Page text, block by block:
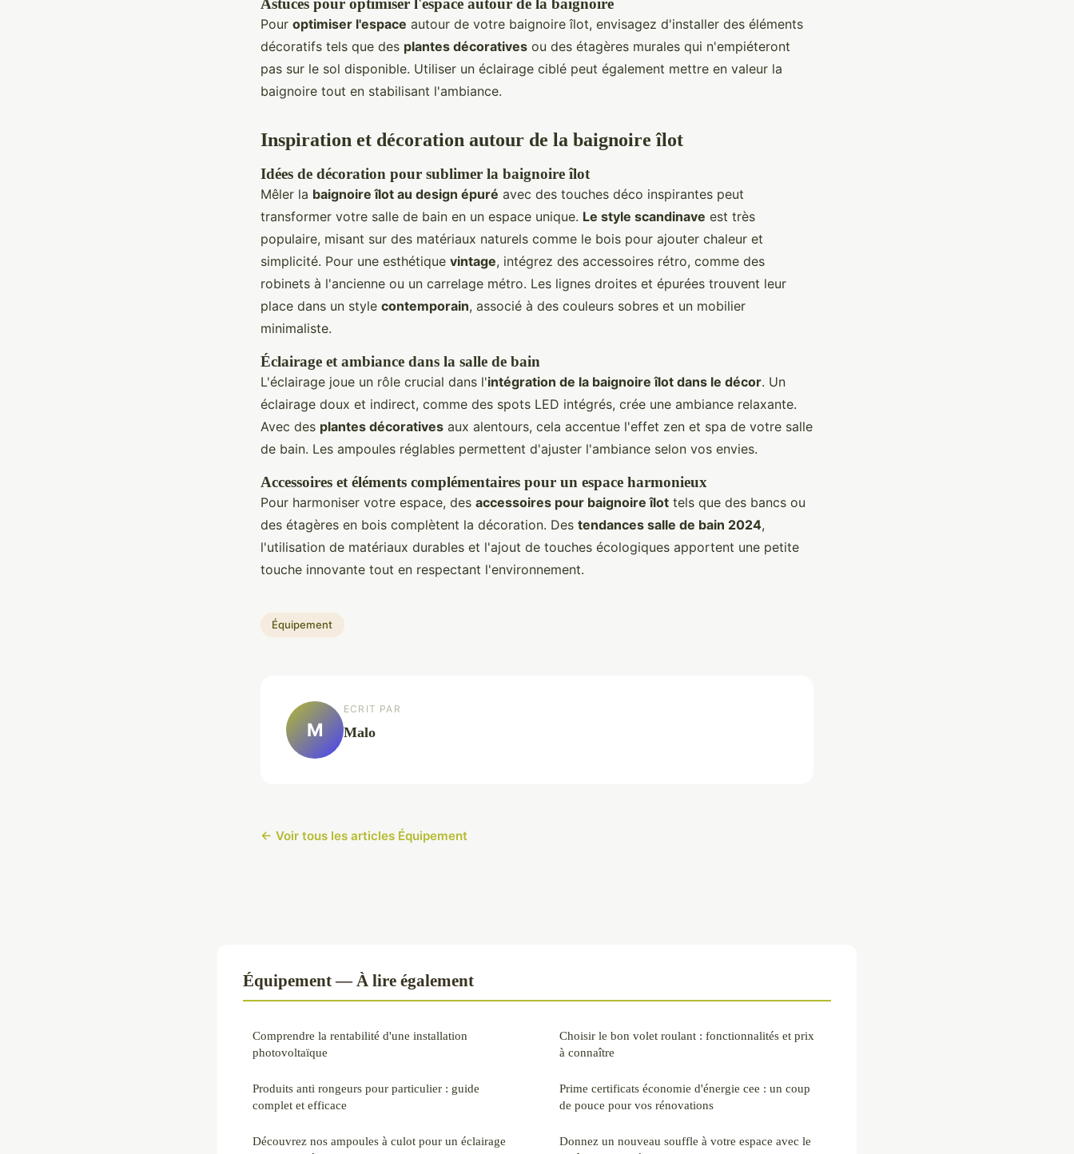
Pour optimiser l'espace autour de votre baignoire îlot, envisagez d'installer des éléments
décoratifs tels que des plantes décoratives ou des étagères murales qui n'empiéteront
pas sur le sol disponible. Utiliser un éclairage ciblé peut également mettre en valeur la
baignoire tout en stabilisant l'ambiance.
Inspiration et décoration autour de la baignoire îlot
Idées de décoration pour sublimer la baignoire îlot
Mêler la baignoire îlot au design épuré avec des touches déco inspirantes peut
transformer votre salle de bain en un espace unique. Le style scandinave est très
populaire, misant sur des matériaux naturels comme le bois pour ajouter chaleur et
simplicité. Pour une esthétique vintage, intégrez des accessoires rétro, comme des
robinets à l'ancienne ou un carrelage métro. Les lignes droites et épurées trouvent leur
place dans un style contemporain, associé à des couleurs sobres et un mobilier
minimaliste.
Éclairage et ambiance dans la salle de bain
L'éclairage joue un rôle crucial dans l'intégration de la baignoire îlot dans le décor. Un
éclairage doux et indirect, comme des spots LED intégrés, crée une ambiance relaxante.
Avec des plantes décoratives aux alentours, cela accentue l'effet zen et spa de votre salle
de bain. Les ampoules réglables permettent d'ajuster l'ambiance selon vos envies.
Accessoires et éléments complémentaires pour un espace harmonieux
Pour harmoniser votre espace, des accessoires pour baignoire îlot tels que des bancs ou
des étagères en bois complètent la décoration. Des tendances salle de bain 2024,
l'utilisation de matériaux durables et l'ajout de touches écologiques apportent une petite
touche innovante tout en respectant l'environnement.
Équipement
M
ECRIT PAR
Malo
← Voir tous les articles Équipement
Équipement — À lire également
Comprendre la rentabilité d'une installation
photovoltaïque
Produits anti rongeurs pour particulier : guide
complet et efficace
Découvrez nos ampoules à culot pour un éclairage
Choisir le bon volet roulant : fonctionnalités et prix
à connaître
Prime certificats économie d'énergie cee : un coup
de pouce pour vos rénovations
Donnez un nouveau souffle à votre espace avec le